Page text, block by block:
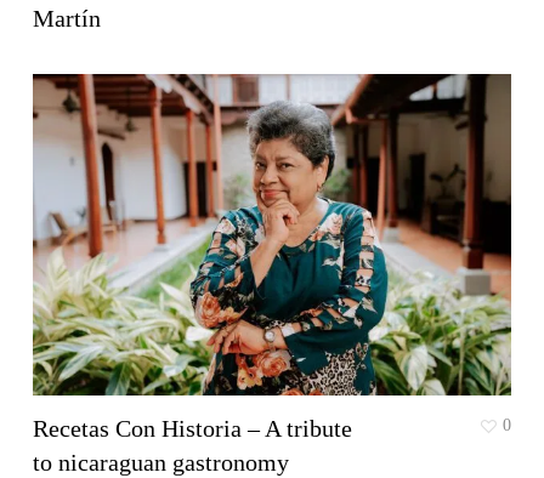
Martín
Recetas Con Historia – A tribute
to nicaraguan gastronomy
0